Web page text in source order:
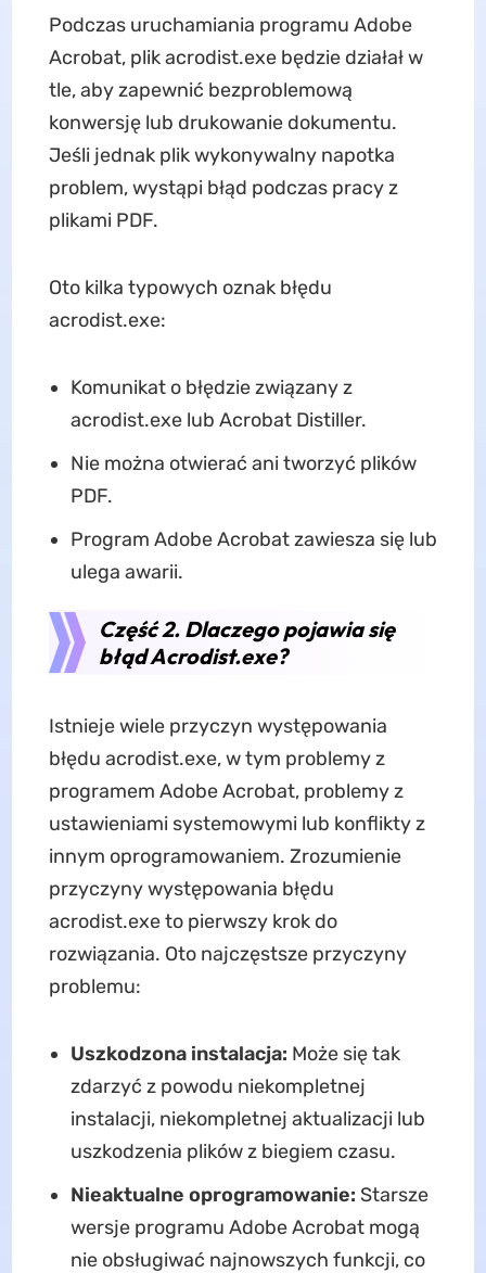
Podczas uruchamiania programu Adobe
Acrobat, plik acrodist.exe będzie działał w
tle, aby zapewnić bezproblemową
konwersję lub drukowanie dokumentu.
Jeśli jednak plik wykonywalny napotka
problem, wystąpi błąd podczas pracy z
plikami PDF.
Oto kilka typowych oznak błędu
acrodist.exe:
Komunikat o błędzie związany z
acrodist.exe lub Acrobat Distiller.
Nie można otwierać ani tworzyć plików
PDF.
Program Adobe Acrobat zawiesza się lub
ulega awarii.
Część 2. Dlaczego pojawia się
błąd Acrodist.exe?
Istnieje wiele przyczyn występowania
błędu acrodist.exe, w tym problemy z
programem Adobe Acrobat, problemy z
ustawieniami systemowymi lub konflikty z
innym oprogramowaniem. Zrozumienie
przyczyny występowania błędu
acrodist.exe to pierwszy krok do
rozwiązania. Oto najczęstsze przyczyny
problemu:
Uszkodzona instalacja: Może się tak
zdarzyć z powodu niekompletnej
instalacji, niekompletnej aktualizacji lub
uszkodzenia plików z biegiem czasu.
Nieaktualne oprogramowanie: Starsze
wersje programu Adobe Acrobat mogą
nie obsługiwać najnowszych funkcji, co